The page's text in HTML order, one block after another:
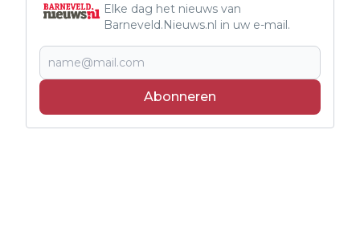
Elke dag het nieuws van
Barneveld.Nieuws.nl in uw e-mail.
Abonneren